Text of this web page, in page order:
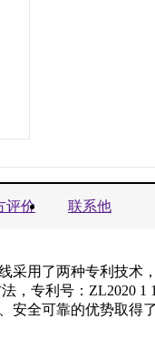
评价 联系他
采用了两种专利技术
，专利号：ZL2020
安全可靠的优势取得